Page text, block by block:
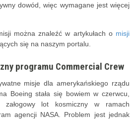
dowód, więc wymagane jest więcej
można znaleźć w artykułach o misji
się na naszym portalu.
programu Commercial Crew
misje dla amerykańskiego rządu
Boeing stała się bowiem w czerwcu,
załogowy lot kosmiczny w ramach
agencji NASA. Problem jest jednak